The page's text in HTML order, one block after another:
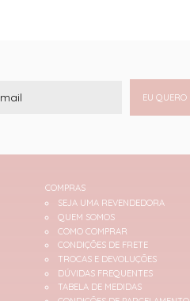
EU QUERO
COMPRAS
SEJA UMA REVENDEDORA
QUEM SOMOS
COMO COMPRAR
CONDIÇÕES DE FRETE
TROCAS E DEVOLUÇÕES
DÚVIDAS FREQUENTES
TABELA DE MEDIDAS